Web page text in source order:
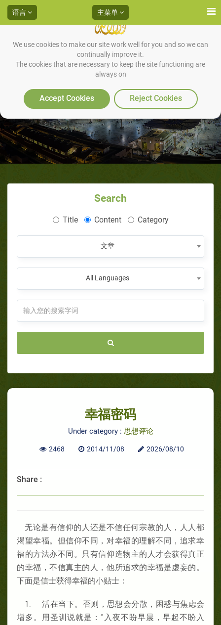
We use cookies to make our site work well for you and so we can
continually improve it.
The cookies that are necessary to keep the site functioning are
always on
Accept Cookies Reject Cookies
语言 主菜单
幸福密码
Search
Title Content Category
文章
All Languages
幸福密码
Under category : 思想评论
2468 2014/11/08 2026/08/10
Share :
无论是有信仰的人还是不信任何宗教的人，人人都
渴望幸福。但信仰不同，对幸福的理解不同，追求幸
福的方法亦不同。只有信仰造物主的人才会获得真正
的幸福，不信真主的人，他所追求的幸福是虚妄的。
下面是信士获得幸福的小贴士：
1. 活在当下。否则，思想会分散，困惑与焦虑会
增多。用圣训说就是：“入夜不盼早晨，早起不盼入